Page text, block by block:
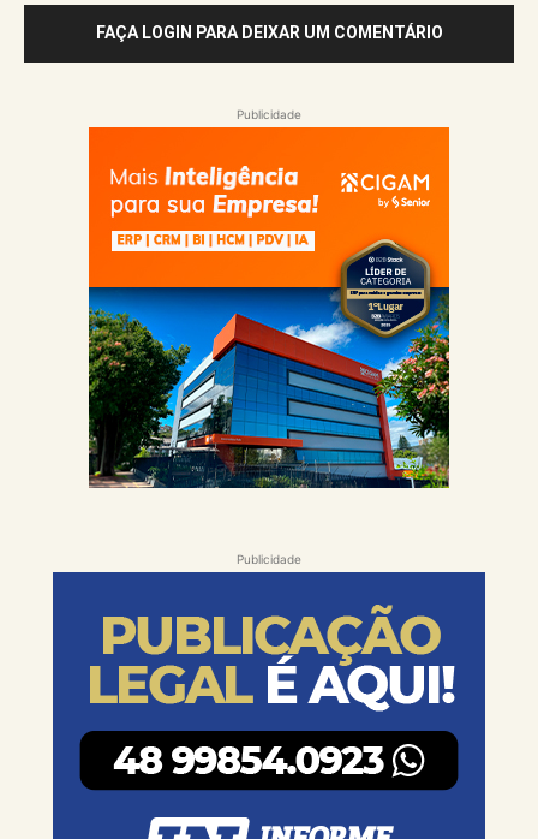
FAÇA LOGIN PARA DEIXAR UM COMENTÁRIO
Publicidade
Publicidade